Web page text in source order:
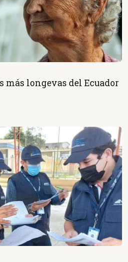
más longevas del Ecuador